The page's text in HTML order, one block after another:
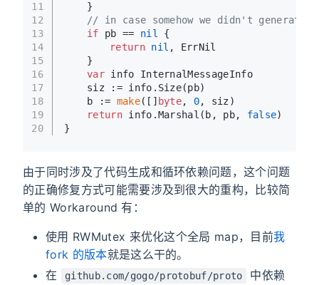
11
12
13
14
15
16
17
18
19
20
	}
// in case somehow we didn't generate
if pb == nil
{
return nil , ErrNil
	}
var info InternalMessageInfo
	siz := info.Size(pb)
	b :=
make([] byte, 0, siz)
return info.Marshal(b, pb, false)
}
由于同时涉及了代码生成和循环依赖问题，这个问题
的正确修复方式可能需要涉及到很大的重构，比较简
单的 Workaround 有：
使用 RWMutex 来优化这个全局 map，目前我
fork 的版本就是这么干的。
在
github.com/gogo/protobuf/proto 中依赖